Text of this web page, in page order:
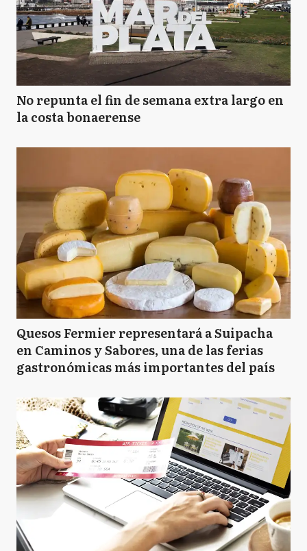
No repunta el fin de semana extra largo en
la costa bonaerense
Quesos Fermier representará a Suipacha
en Caminos y Sabores, una de las ferias
gastronómicas más importantes del país